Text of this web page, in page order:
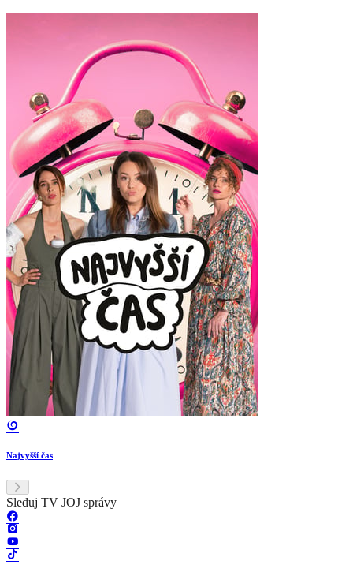
Najvyšší čas
Sleduj TV JOJ správy